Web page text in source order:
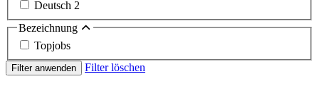
Deutsch 2
Bezeichnung
Topjobs
Filter anwenden Filter löschen